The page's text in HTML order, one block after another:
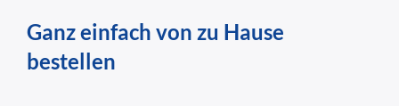
Ganz einfach von zu Hause
bestellen